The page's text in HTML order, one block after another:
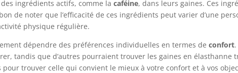
ingrédients actifs, comme lacaféine, dans leurs gaines. Ces
de noter que l’efficacité de ces ingrédients peut varier d’une
physique régulière.
dépendre des préférences individuelles en termes deconfort
tandis que d’autres pourraient trouver les gaines en élasthanne
trouver celle qui convient le mieux à votre confort et à vos